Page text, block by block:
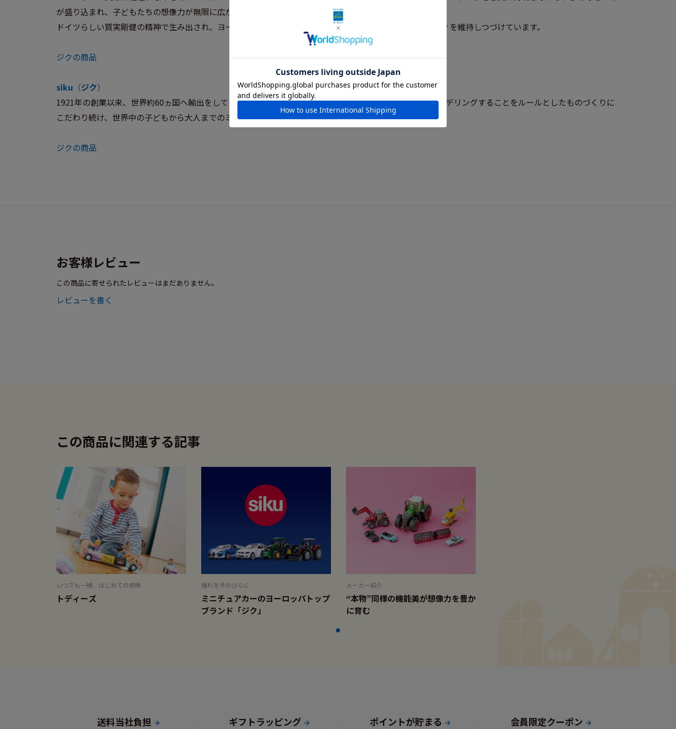
が盛り込まれ、子どもたちの想像力が無限に広がります。
​ドイツらしい質実剛健の精神で生み出され、ヨーロッパの厳しい安全基準に従ってテストされそのクオリティを維持しつづけています。
ジクの商品
siku （ジク）
1921年の創業以来、世界約60ヵ国へ輸出をしているヨーロッパのトップブランド。自動車本体の図面からモデリングすることをルールとしたものづくりに
こだわり続け、世界中の子どもから大人までのミニチュア・カーファンを魅了し続けています。
ジクの商品
お客様レビュー
この商品に寄せられたレビューはまだありません。
レビューを書く
この商品に関連する記事
いつでも一緒、はじめての相棒
トディーズ
憧れを手のひらに
ミニチュアカーのヨーロッパトップ
ブランド「ジク」
メーカー紹介
“本物”同様の機能美が想像力を豊か
に育む
送料当社負担 ギフトラッピング ポイントが貯まる 会員限定クーポン